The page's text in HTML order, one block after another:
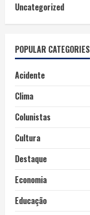
Uncategorized
POPULAR CATEGORIES
Acidente
Clima
Colunistas
Cultura
Destaque
Economia
Educação